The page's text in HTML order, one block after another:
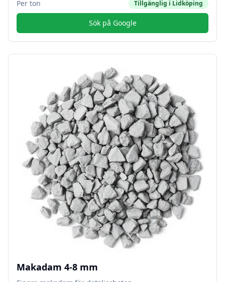
Per ton Tillgänglig i Lidköping
Sök på Google
Makadam 4-8 mm